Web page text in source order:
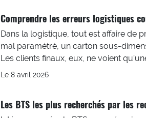
Comprendre les erreurs logistiques
Dans la logistique, tout est affaire de
mal paramétré, un carton sous-
Les clients finaux, eux, ne voient
Le 8 avril 2026
Les BTS les plus recherchés par les